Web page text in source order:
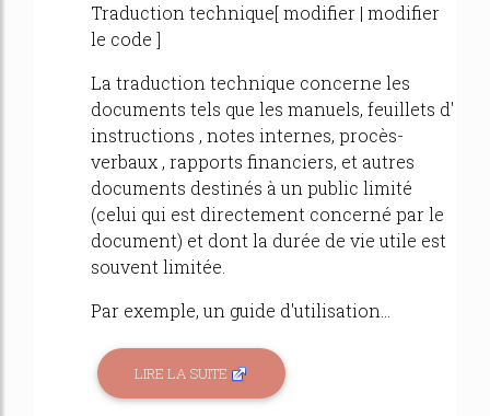
Traduction technique[ modifier | modifier
le code ]
La traduction technique concerne les
documents tels que les manuels, feuillets d'
instructions , notes internes, procès-
verbaux , rapports financiers, et autres
documents destinés à un public limité
(celui qui est directement concerné par le
document) et dont la durée de vie utile est
souvent limitée.
Par exemple, un guide d'utilisation...
LIRE LA SUITE